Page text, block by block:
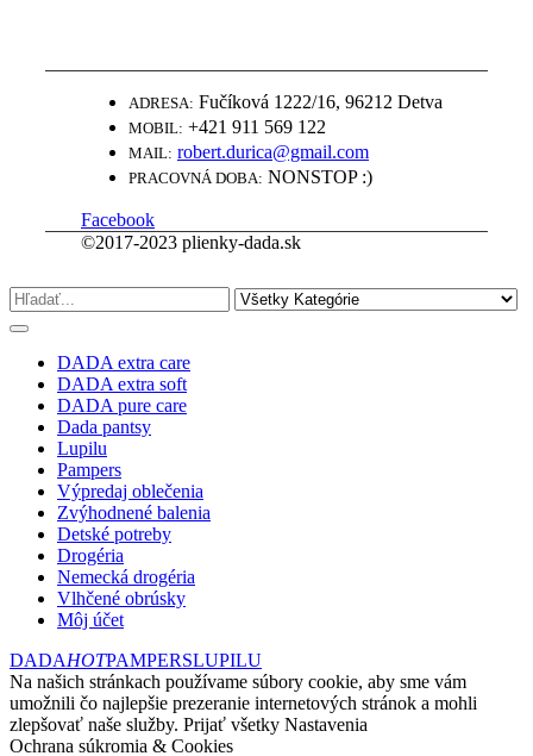
ADRESA: Fučíková 1222/16, 96212 Detva
MOBIL: +421 911 569 122
MAIL: robert.durica@gmail.com
PRACOVNÁ DOBA: NONSTOP :)
Facebook
©2017-2023 plienky-dada.sk
DADA extra care
DADA extra soft
DADA pure care
Dada pantsy
Lupilu
Pampers
Výpredaj oblečenia
Zvýhodnené balenia
Detské potreby
Drogéria
Nemecká drogéria
Vlhčené obrúsky
Môj účet
DADAHOTPAMPERSLUPILU
Na našich stránkach používame súbory cookie, aby sme vám
umožnili čo najlepšie prezeranie internetových stránok a mohli
zlepšovať naše služby. Prijať všetky Nastavenia
Ochrana súkromia & Cookies